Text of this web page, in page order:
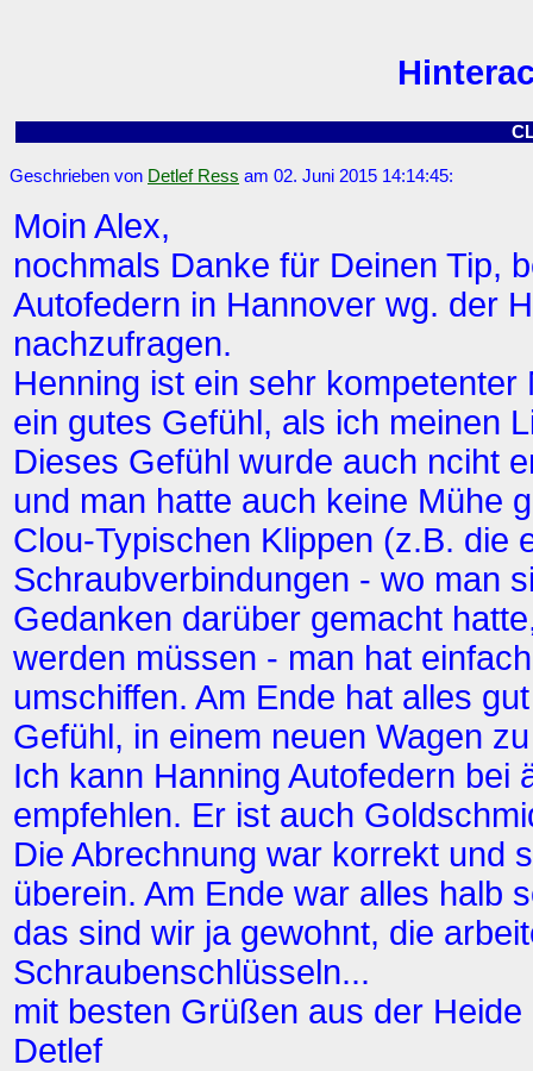
Geschrieben von Detlef Ress am 02. Juni 2015 14:14:45:
Moin Alex,
nochmals Danke für Deinen Tip,
Autofedern in Hannover wg. der
nachzufragen.
Henning ist ein sehr
ein gutes Gefühl, als ich meinen
Dieses Gefühl wurde auch nciht
und man hatte auch keine Mühe
Clou-Typischen Klippen (z.B. die
Schraubverbindungen - wo man
Gedanken darüber gemacht
werden müssen - man hat
umschiffen. Am Ende hat alles
Gefühl, in einem neuen Wagen
Ich kann Hanning Autofedern bei
empfehlen. Er ist auch
Die Abrechnung war korrekt und
überein. Am Ende war alles halb
das sind wir ja gewohnt, die
Schraubenschlüsseln...
mit besten Grüßen aus der Heide
Detlef